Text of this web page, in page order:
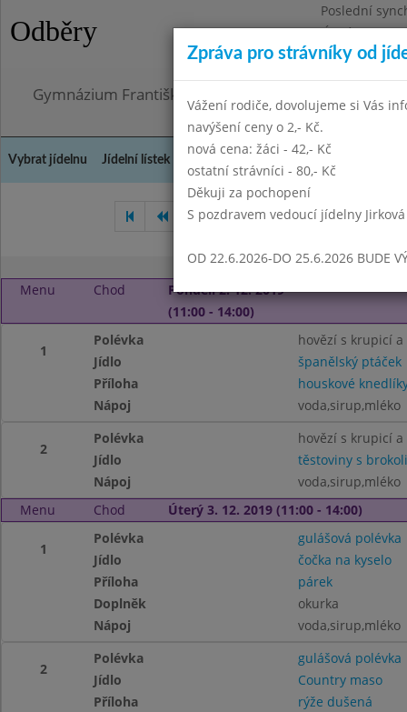
Odběry
Poslední
Úterý
Omezení
Gymnázium Františka Palackého, Neratovice,
Vybrat jídelnu Jídelní lístek
Říjen 2019 Listopad 2019
Menu Chod
Pondělí 2. 12. 2019
(11:00 - 14:00)
1
Polévka
hovězí s krupicí a
Jídlo
španělský ptáček
Příloha
houskové
Nápoj
voda,sirup,mléko
2
Polévka
hovězí s krupicí a
Jídlo
těstoviny s
Nápoj
voda,sirup,mléko
Menu
Chod Úterý 3. 12. 2019 (11:00 - 14:00)
1
Polévka
gulášová polévka
Jídlo
čočka na kyselo
Příloha
párek
Doplněk
okurka
Nápoj
voda,sirup,mléko
2
Polévka
gulášová polévka
Jídlo
Country maso
Příloha
rýže dušená
Zpráva pro strávníky od
Vážení rodiče, dovolujeme si Vás
navýšení ceny o 2,- Kč.
nová cena: žáci - 42,- Kč
ostatní strávníci - 80,- Kč
Děkuji za pochopení
S pozdravem vedoucí jídelny Jirková
OD 22.6.2026-DO 25.6.2026 BUDE